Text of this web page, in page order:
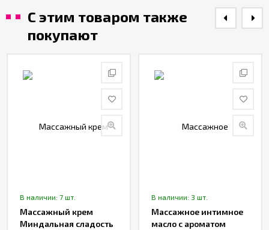
С этим товаром также
покупают
В наличии: 7 шт.
Массажный крем
Миндальная сладость
В наличии: 3 шт.
Массажное интимное
масло с ароматом